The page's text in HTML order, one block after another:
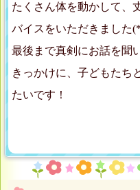
たくさん体を動かして、
バイスをいただきまし
最後まで真剣にお話を聞
きっかけに、子どもたち
たいです！